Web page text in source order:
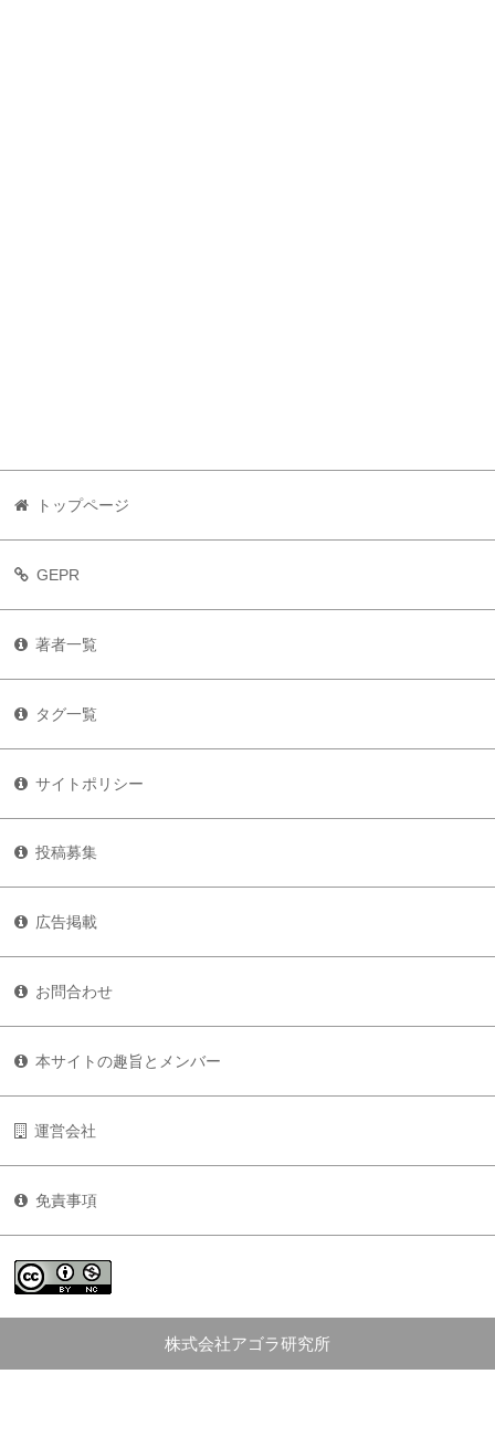
トップページ
GEPR
著者一覧
タグ一覧
サイトポリシー
投稿募集
広告掲載
お問合わせ
本サイトの趣旨とメンバー
運営会社
免責事項
株式会社アゴラ研究所